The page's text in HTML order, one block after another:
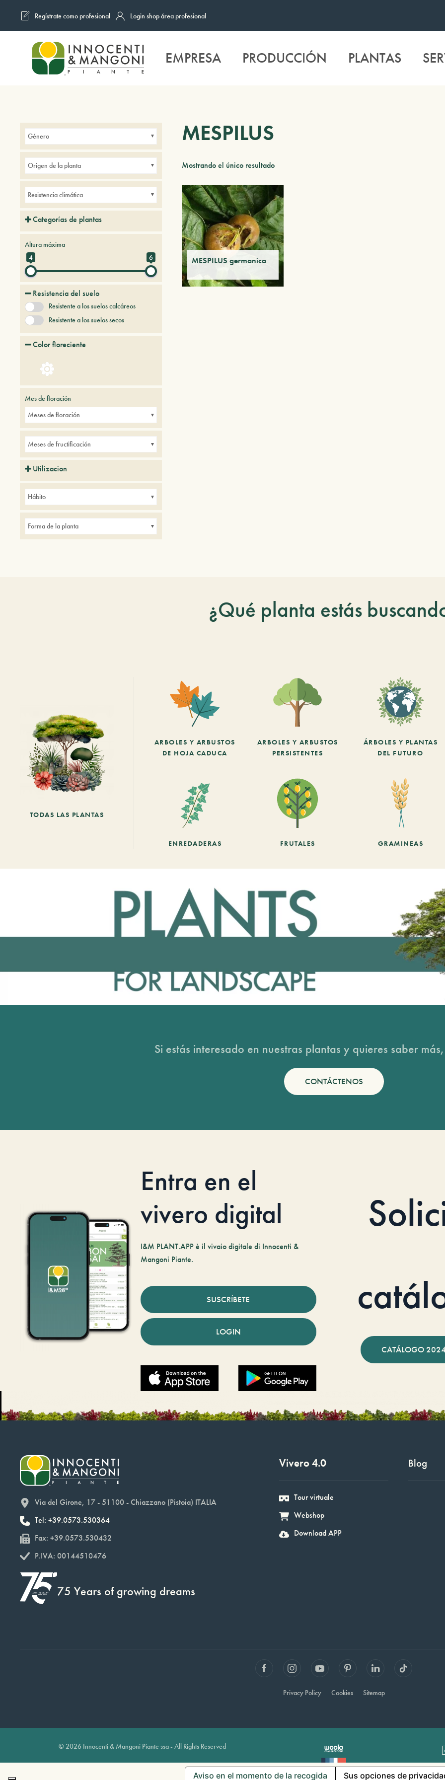
Skip to main content
Regístrate como profesional Login shop área profesional
EMPRESA PRODUCCIÓN PLANTAS
MESPILUS
Mostrando el único resultado
MESPILUS germanica
Género
Origen de la planta
Resistencia climática
Categorías de plantas
Altura máxima
4
6
Resistencia del suelo
Resistente a los suelos calcáreos
Resistente a los suelos secos
Color floreciente
Mes de floración
Meses de floración
Meses de fructificación
Utilizacion
Hábito
Forma de la planta
¿Qué planta estás
TODAS LAS PLANTAS
ARBOLES Y ARBUSTOS
DE HOJA CADUCA
ARBOLES Y ARBUSTOS
PERSISTENTES
ÁRBOLES Y PLANTAS
DEL FUTURO
ENREDADERAS FRUTALES GRAMINEAS
Si estás interesado en nuestras plantas y quieres saber
CONTÁCTENOS
Entra en el
vivero digital
I&M PLANT.APP è il vivaio digitale di Innocenti &
Mangoni Piante.
SUSCRÍBETE
LOGIN
CATÁLOGO
Via del Girone, 17 - 51100 - Chiazzano (Pistoia) ITALIA
Tel: +39.0573.530364
Fax: +39.0573.530432
P.IVA: 00144510476
75 Years of growing dreams
Vivero 4.0
Tour virtuale
Webshop
Download APP
Blog
Privacy Policy Cookies Sitemap
© 2026 Innocenti & Mangoni Piante ssa - All Rights Reserved
Aviso en el momento de la recogida Sus opciones de